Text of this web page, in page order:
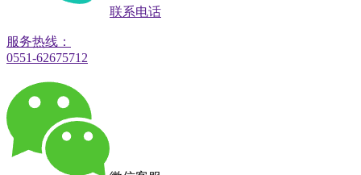
联系电话
服务热线：
0551-62675712